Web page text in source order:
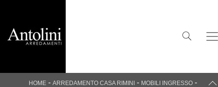
HOME- ARREDAMENTO CASA RIMINI - MOBILI INGRESSO -